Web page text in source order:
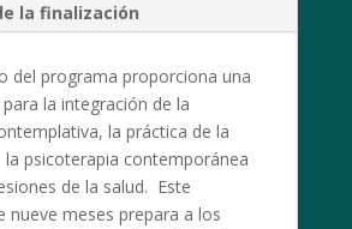
la finalización
del programa proporciona una
la integración de la
la práctica de la
psicoterapia contemporánea
de la salud. Este
nueve meses prepara a los